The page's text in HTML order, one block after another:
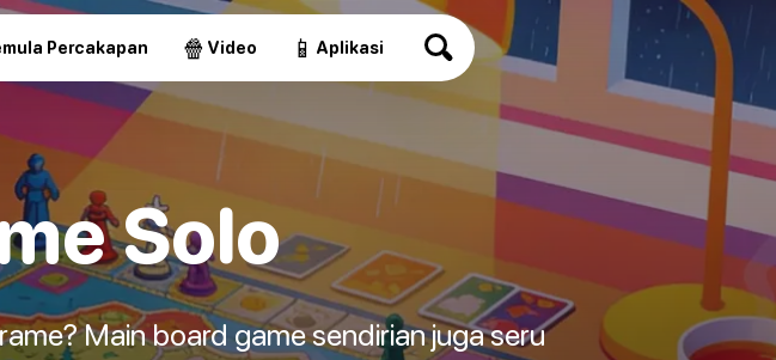
Percakapan 🍿 Video 📱 Aplikasi
Solo
Main board game sendirian juga seru